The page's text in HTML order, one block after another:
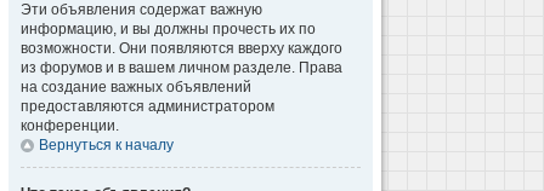
Эти объявления содержат важную
информацию, и вы должны прочесть их по
возможности. Они появляются вверху каждого
из форумов и в вашем личном разделе. Права
на создание важных объявлений
предоставляются администратором
конференции.
Вернуться к началу